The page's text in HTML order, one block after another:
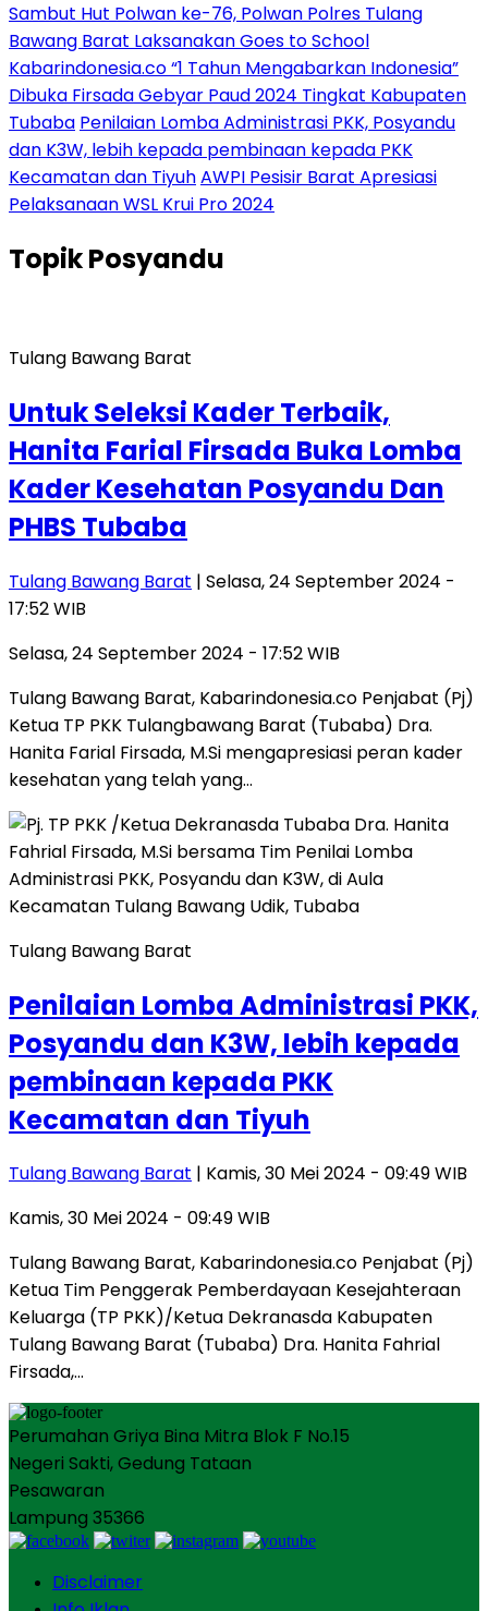
Sambut Hut Polwan ke-76, Polwan Polres Tulang
Bawang Barat Laksanakan Goes to School
Kabarindonesia.co “1 Tahun Mengabarkan Indonesia”
Dibuka Firsada Gebyar Paud 2024 Tingkat Kabupaten
Tubaba Penilaian Lomba Administrasi PKK, Posyandu
dan K3W, lebih kepada pembinaan kepada PKK
Kecamatan dan TiyuhAWPI Pesisir Barat Apresiasi
Pelaksanaan WSL Krui Pro 2024
TopikPosyandu
Tulang Bawang Barat
Untuk Seleksi Kader Terbaik,
Hanita Farial Firsada Buka Lomba
Kader Kesehatan Posyandu Dan
PHBS Tubaba
Tulang Bawang Barat | Selasa, 24 September 2024 -
17:52 WIB
Selasa, 24 September 2024 - 17:52 WIB
Tulang Bawang Barat, Kabarindonesia.co Penjabat (Pj)
Ketua TP PKK Tulangbawang Barat (Tubaba) Dra.
Hanita Farial Firsada, M.Si mengapresiasi peran kader
kesehatan yang telah yang…
Tulang Bawang Barat
Penilaian Lomba Administrasi PKK,
Posyandu dan K3W, lebih kepada
pembinaan kepada PKK
Kecamatan dan Tiyuh
Tulang Bawang Barat | Kamis, 30 Mei 2024 - 09:49 WIB
Kamis, 30 Mei 2024 - 09:49 WIB
Tulang Bawang Barat, Kabarindonesia.co Penjabat (Pj)
Ketua Tim Penggerak Pemberdayaan Kesejahteraan
Keluarga (TP PKK)/Ketua Dekranasda Kabupaten
Tulang Bawang Barat (Tubaba) Dra. Hanita Fahrial
Firsada,…
Perumahan Griya Bina Mitra Blok F No.15
Negeri Sakti, Gedung Tataan
Pesawaran
Lampung 35366
Disclaimer